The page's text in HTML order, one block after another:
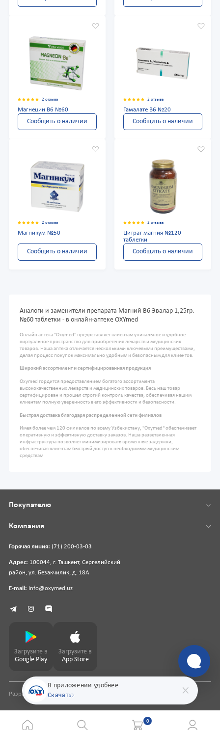
2 отзыва
Магнецин В6 №60
Сообщить о наличии
2 отзыва
Гамалате В6 №20
Сообщить о наличии
2 отзыва
Магникум №50
Сообщить о наличии
2 отзыва
Цитрат магния №120
таблетки
Сообщить о наличии
Аналоги и заменители препарата Магний B6 Эвалар 1,25гр.
№60 таблетки - в онлайн-аптеке OXYmed
Онлайн аптека "Oxymed" предоставляет клиентам уникальное и удобное
виртуальное пространство для приобретения лекарств и медицинских
товаров. Наша аптека отличается несколькими ключевыми преимуществами,
делая процесс покупок максимально удобным и безопасным для клиентов.
Широкий ассортимент и сертифицированная продукция
Oxymed гордится предоставлением богатого ассортимента
высококачественных лекарств и медицинских товаров. Весь наш товар
сертифицирован и прошел строгий контроль качества, обеспечивая нашим
клиентам полную уверенность в его эффективности и безопасности.
Быстрая доставка благодаря распределенной сети филиалов
Имея более чем 120 филиалов по всему Узбекистану, "Oxymed" обеспечивает
оперативную и эффективную доставку заказов. Наша разветвленная
инфраструктура позволяет минимизировать временные задержки,
обеспечивая клиентам быстрый доступ к необходимым медицинским
средствам
В приложении удобнее
Скачать
Горячая линия: (71) 200-03-03
Адрес: 100044, г. Ташкент, Сергелийский
район, ул. Безакчилик, д. 18А
E-mail: info@oxymed.uz
Покупателю
Компания
Загрузите в
Google Play
Загрузите в
App Store
Разработка сайтаpharmit.uz
0